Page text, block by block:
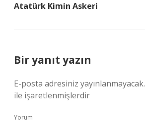
Atatürk Kimin Askeri
Bir yanıt yazın
E-posta adresiniz yayınlanmayacak.
ile işaretlenmişlerdir
Yorum